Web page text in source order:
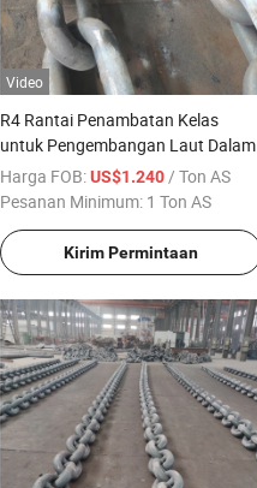
Video
R4 Rantai Penambatan Kelas
untuk Pengembangan Laut Dalam
Harga FOB:US$1.240 / Ton AS
Pesanan Minimum: 1 Ton AS
Kirim Permintaan